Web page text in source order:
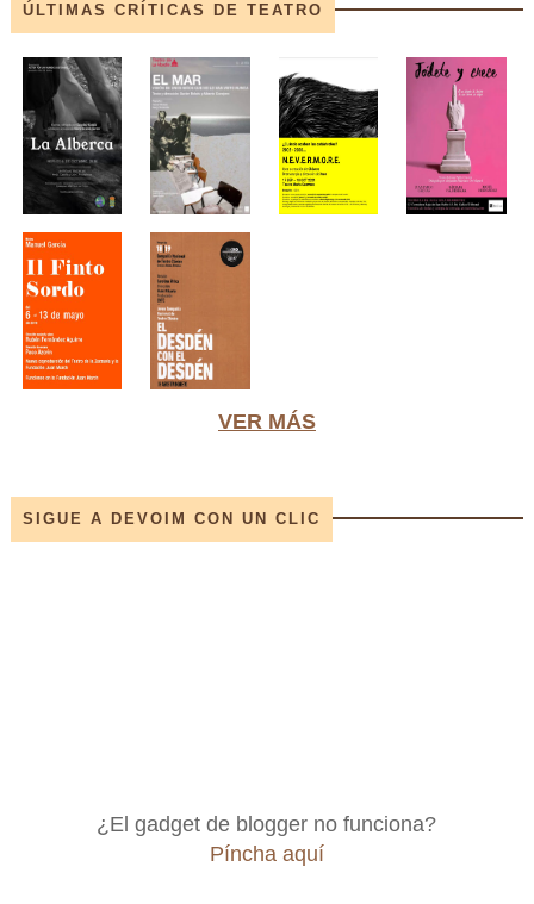
ÚLTIMAS CRÍTICAS DE TEATRO
VER MÁS
SIGUE A DEVOIM CON UN CLIC
¿El gadget de blogger no funciona?
Píncha aquí